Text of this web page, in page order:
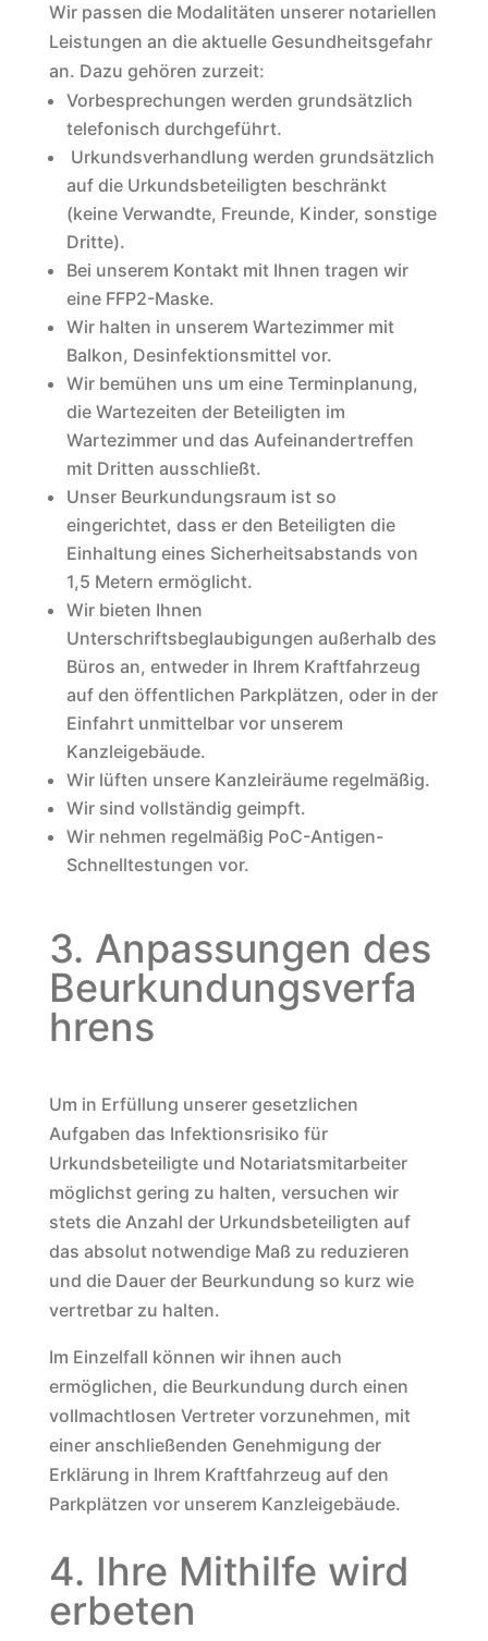
Wir passen die Modalitäten unserer notariellen
Leistungen an die aktuelle Gesundheitsgefahr
an. Dazu gehören zurzeit:
Vorbesprechungen werden grundsätzlich
telefonisch durchgeführt.
Urkundsverhandlung werden grundsätzlich
auf die Urkundsbeteiligten beschränkt
(keine Verwandte, Freunde, Kinder, sonstige
Dritte).
Bei unserem Kontakt mit Ihnen tragen wir
eine FFP2-Maske.
Wir halten in unserem Wartezimmer mit
Balkon, Desinfektionsmittel vor.
Wir bemühen uns um eine Terminplanung,
die Wartezeiten der Beteiligten im
Wartezimmer und das Aufeinandertreffen
mit Dritten ausschließt.
Unser Beurkundungsraum ist so
eingerichtet, dass er den Beteiligten die
Einhaltung eines Sicherheitsabstands von
1,5 Metern ermöglicht.
Wir bieten Ihnen
Unterschriftsbeglaubigungen außerhalb des
Büros an, entweder in Ihrem Kraftfahrzeug
auf den öffentlichen Parkplätzen, oder in der
Einfahrt unmittelbar vor unserem
Kanzleigebäude.
Wir lüften unsere Kanzleiräume regelmäßig.
Wir sind vollständig geimpft.
Wir nehmen regelmäßig PoC-Antigen-
Schnelltestungen vor.
3. Anpassungen des
Beurkundungsverfa
hrens
Um in Erfüllung unserer gesetzlichen
Aufgaben das Infektionsrisiko für
Urkundsbeteiligte und Notariatsmitarbeiter
möglichst gering zu halten, versuchen wir
stets die Anzahl der Urkundsbeteiligten auf
das absolut notwendige Maß zu reduzieren
und die Dauer der Beurkundung so kurz wie
vertretbar zu halten.
Im Einzelfall können wir ihnen auch
ermöglichen, die Beurkundung durch einen
vollmachtlosen Vertreter vorzunehmen, mit
einer anschließenden Genehmigung der
Erklärung in Ihrem Kraftfahrzeug auf den
Parkplätzen vor unserem Kanzleigebäude.
4. Ihre Mithilfe wird
erbeten